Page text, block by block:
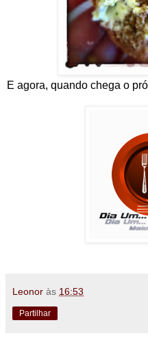
E agora, quando chega o
Leonor às 16:53
Partilhar